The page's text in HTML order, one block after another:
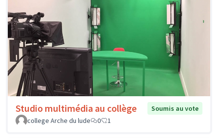
Studio multimédia au collège
Soumis au vote
college Arche du lude
0 1